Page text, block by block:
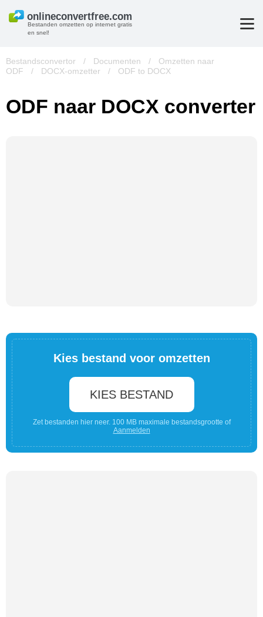
Bestanden omzetten op internet gratis
en snel!
Bestandsconvertor / Documenten /
Omzetten naar
ODF
/ DOCX-omzetter / ODF to DOCX
ODF naar DOCX converter
Kies bestand voor omzetten
KIES BESTAND
Zet bestanden hier neer. 100 MB maximale bestandsgrootte of
Aanmelden